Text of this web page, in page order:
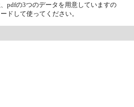
pdfの3つのデータを用意していますの
ドして使ってください。